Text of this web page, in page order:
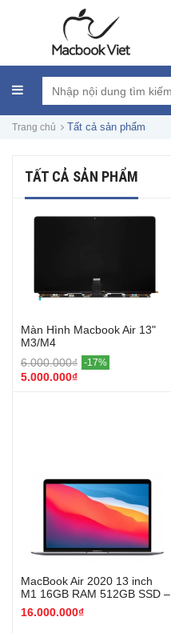
Trang chủ Tất cả sản phẩm
TẤT CẢ SẢN PHẨM
Màn Hình Macbook Air 13"
M3/M4
6.000.000₫ -17%
5.000.000₫
MacBook Air 2020 13 inch
M1 16GB RAM 512GB SSD –
Like New
16.000.000₫